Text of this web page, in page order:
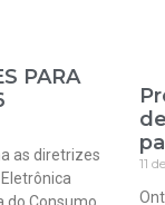
PARA
as diretrizes
do Consumo
11